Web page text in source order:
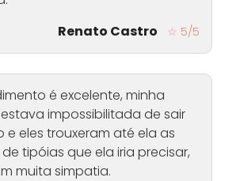
Renato Castro
☆ 5/5
é excelente, minha
impossibilitada de sair
e eles trouxeram até ela as
tipóias que ela iria precisar,
muita simpatia.